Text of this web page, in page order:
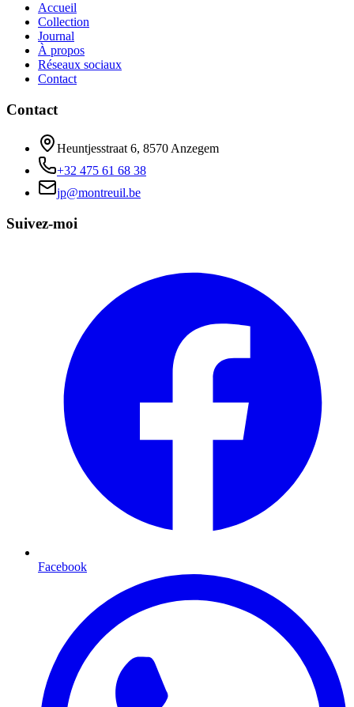
Accueil
Collection
Journal
À propos
Réseaux sociaux
Contact
Contact
Heuntjesstraat 6, 8570 Anzegem
+32 475 61 68 38
jp@montreuil.be
Suivez-moi
Facebook